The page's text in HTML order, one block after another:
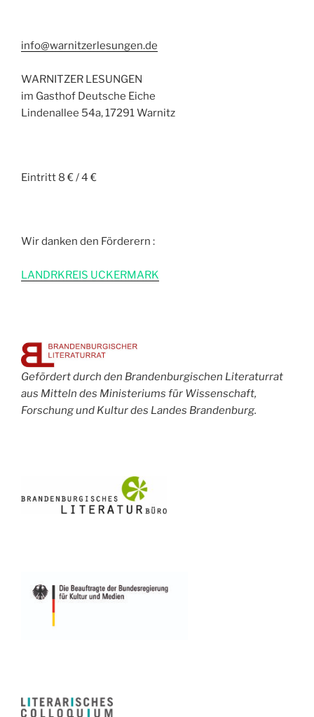
info@warnitzerlesungen.de
WARNITZER LESUNGEN
im Gasthof Deutsche Eiche
Lindenallee 54a, 17291 Warnitz
Eintritt 8 € / 4 €
Wir danken den Förderern :
LANDRKREIS UCKERMARK
Gefördert durch den Brandenburgischen Literaturrat
aus Mitteln des Ministeriums für Wissenschaft,
Forschung und Kultur des Landes Brandenburg.